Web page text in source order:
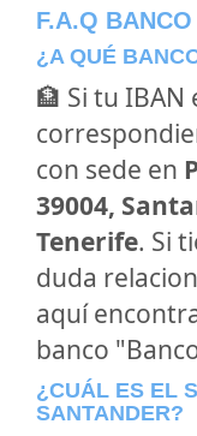
F.A.Q
¿A QUÉ
🏦 Si tu IBAN
con sede en
39004,
Tenerife. Si
duda
aquí
banco
¿CUÁL ES EL
SANTANDER?